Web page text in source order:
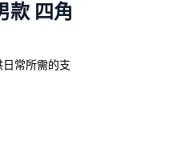
款 四角
常所需的支